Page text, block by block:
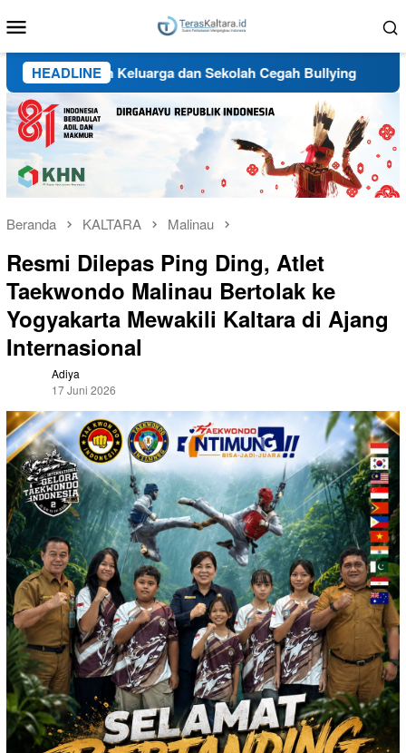
ke
Mobile
HEADLINE
Peran Keluarga dan Sekolah Cegah Bullying
Beranda KALTARA Malinau
Resmi Dilepas Ping Ding, Atlet
Taekwondo Malinau Bertolak ke
Yogyakarta Mewakili Kaltara di Ajang
Internasional
Adiya
17 Juni 2026